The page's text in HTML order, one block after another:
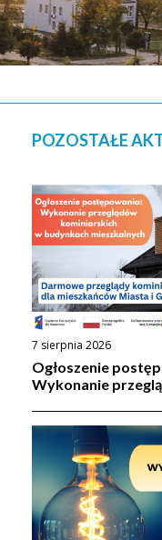
POZOSTAŁE
7 sierpnia 2026
Ogłoszenie
Wykonanie